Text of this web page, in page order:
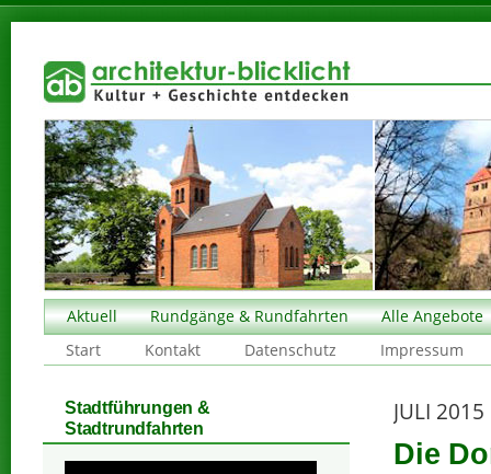
Aktuell Rundgänge & Rundfahrten
Alle Angebote
Start
Kontakt Datenschutz Impressum
JULI 2015
Die
Stadtführungen &
Stadtrundfahrten